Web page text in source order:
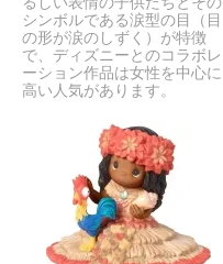
シンボルである涙型の目（目
の形が涙のしずく）が特徴
で、ディズニーとのコラボレ
ーション作品は女性を中心に
高い人気があります。